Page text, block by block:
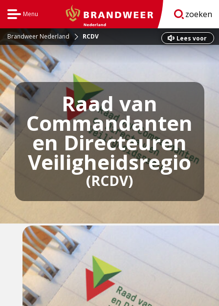
Menu
BrandweerNederland.nl
zoeken
Brandweer Nederland RCDV
Dit
is
pagina
Lees voor
Raad van
Commandanten
en Directeuren
Veiligheidsregio
(RCDV)